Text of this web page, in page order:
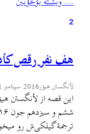
می‌شنوید: – گۊلˇ
…
2
هف نفر رقص
لأنگستن هيۊز2016 سپتامبر 11
این قصه از لأنگستن
ترجمهٔ گیلکی‌ش رو